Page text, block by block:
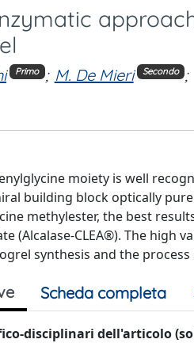
Primo ; M. De Mieri Secondo
;
moiety is well
building block optically
methylester, the best
(Alcalase-CLEA®). The
synthesis and the
Scheda completa
disciplinari dell'articolo